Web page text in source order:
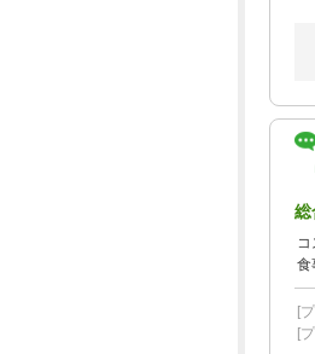
総
コ
食
[
[